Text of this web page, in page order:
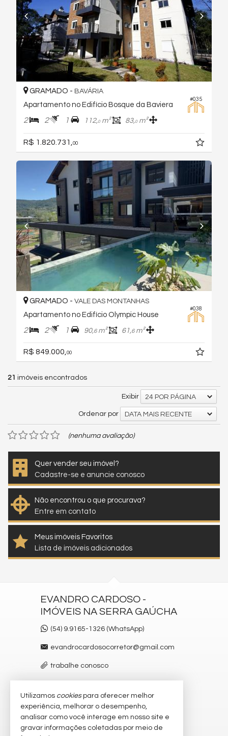
#035
GRAMADO - BAVÁRIA
Apartamento no Edifício Bosque da Baviera
2 2 1 112,0m² 83,0m²
R$ 1.820.731, 00
#038
GRAMADO - VALE DAS MONTANHAS
Apartamento no Edifício Olympic House
2 2 1 90,6m² 61,6m²
R$ 849.000, 00
21 imóveis encontrados
Exibir 24 POR PÁGINA
Ordenar por DATA MAIS RECENTE
(nenhuma avaliação)
Quer vender seu imóvel?
Cadastre-se e anuncie conosco
Não encontrou o que procurava?
Entre em contato
Meus imóveis Favoritos
Lista de imóveis adicionados
EVANDRO CARDOSO -
IMÓVEIS NA SERRA GAÚCHA
(54) 9.9165-1326 (WhatsApp)
evandrocardosocorretor@gmail.com
trabalhe conosco
VEJA MAIS
receba nosso newsletter
Utilizamos cookiespara oferecer melhor
experiência, melhorar o desempenho,
analisar como você interage em nosso site e
gravar informações coletadas por meio de